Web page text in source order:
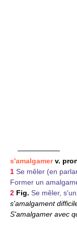
——————
s'amalgamer v.
1 Se mêler (en
Former un
2 Fig. Se mêler,
s'amalgament
S'amalgamer avec